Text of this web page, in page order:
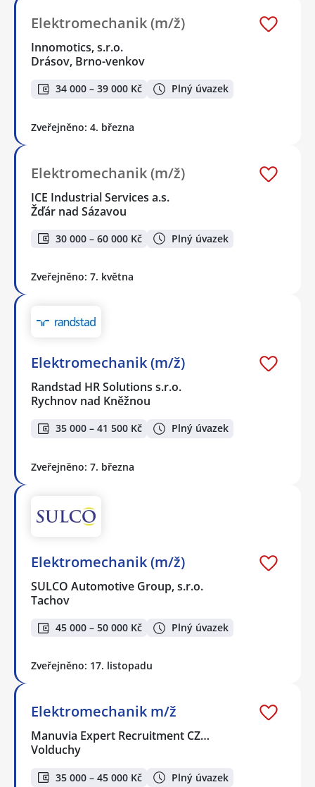
Elektromechanik (m/ž)
Innomotics, s.r.o.
Drásov, Brno-venkov
34 000 – 39 000 Kč Plný úvazek
Zveřejněno: 4. března
Elektromechanik (m/ž)
ICE Industrial Services a.s.
Žďár nad Sázavou
30 000 – 60 000 Kč Plný úvazek
Zveřejněno: 7. května
Elektromechanik (m/ž)
Randstad HR Solutions s.r.o.
Rychnov nad Kněžnou
35 000 – 41 500 Kč Plný úvazek
Zveřejněno: 7. března
Elektromechanik (m/ž)
SULCO Automotive Group, s.r.o.
Tachov
45 000 – 50 000 Kč Plný úvazek
Zveřejněno: 17. listopadu
Elektromechanik m/ž
Manuvia Expert Recruitment CZ…
Volduchy
35 000 – 45 000 Kč Plný úvazek